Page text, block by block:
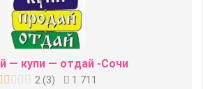
— купи — отдай -Сочи
2(3)
1 711